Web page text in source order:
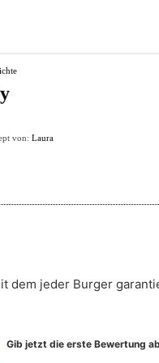
von: Laura
dem jeder Burger
Gib jetzt die erste Bewertung